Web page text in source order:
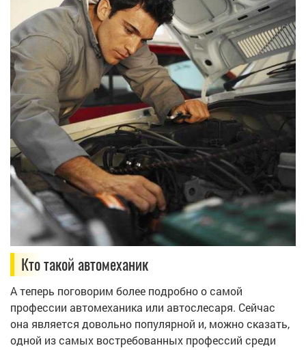
Кто такой автомеханик
А теперь поговорим более подробно о самой
профессии автомеханика или автослесаря. Сейчас
она является довольно популярной и, можно сказать,
одной из самых востребованных профессий среди